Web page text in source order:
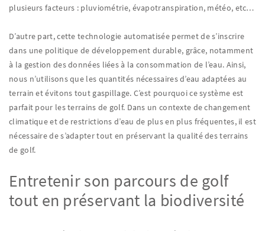
plusieurs facteurs : pluviométrie, évapotranspiration, météo, etc…
D’autre part, cette technologie automatisée permet de s’inscrire
dans une politique de développement durable, grâce, notamment
à la gestion des données liées à la consommation de l’eau. Ainsi,
nous n’utilisons que les quantités nécessaires d’eau adaptées au
terrain et évitons tout gaspillage. C’est pourquoi ce système est
parfait pour les terrains de golf. Dans un contexte de changement
climatique et de restrictions d’eau de plus en plus fréquentes, il est
nécessaire de s’adapter tout en préservant la qualité des terrains
de golf.
Entretenir son parcours de golf
tout en préservant la biodiversité